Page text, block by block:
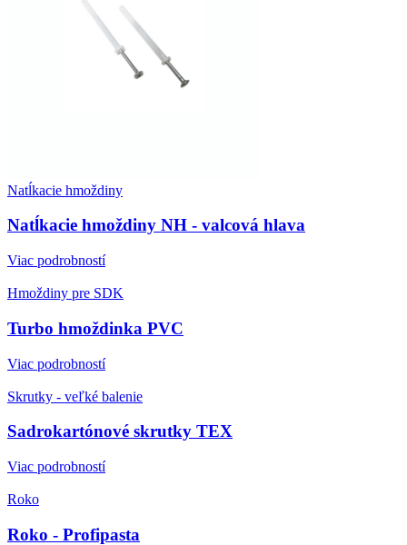
Natĺkacie hmoždiny
Natĺkacie hmoždiny NH - valcová hlava
Viac podrobností
Hmoždiny pre SDK
Turbo hmoždinka PVC
Viac podrobností
Skrutky - veľké balenie
Sadrokartónové skrutky TEX
Viac podrobností
Roko
Roko - Profipasta